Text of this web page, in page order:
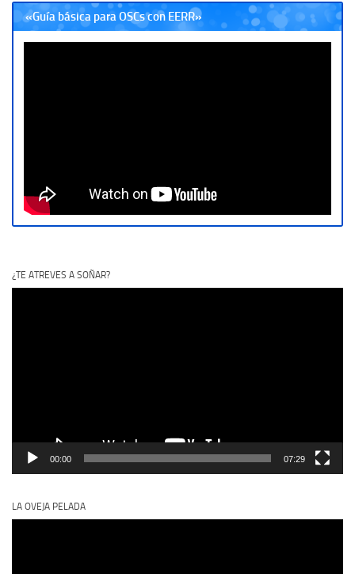
«Guía básica para OSCs con EERR»
¿TE ATREVES A SOÑAR?
00:00 07:29
LA OVEJA PELADA